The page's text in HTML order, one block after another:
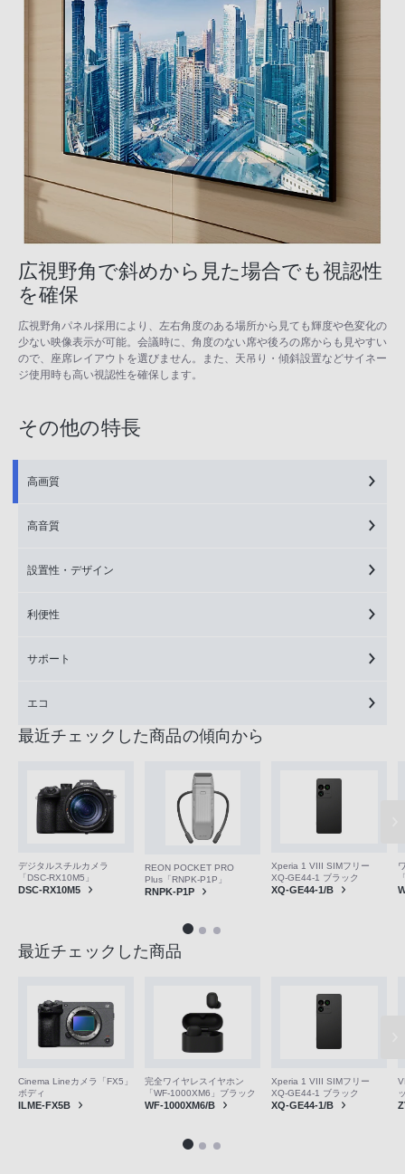
広視野角で斜めから見た場合でも視認性
を確保
広視野角パネル採用により、左右角度のある場所から見ても輝度や色変化の
少ない映像表示が可能。会議時に、角度のない席や後ろの席からも見やすい
ので、座席レイアウトを選びません。また、天吊り・傾斜設置などサイネー
ジ使用時も高い視認性を確保します。
その他の特長
高画質
高音質
設置性・デザイン
利便性
サポート
エコ
最近チェックした商品の傾向から
デジタルスチルカメラ
「DSC-RX10M5」
DSC-RX10M5
REON POCKET PRO
Plus「RNPK-P1P」
RNPK-P1P
Xperia 1 VIII SIMフリー
XQ-GE44-1 ブラック
XQ-GE44-1/B
最近チェックした商品
Cinema Lineカメラ「FX5」
ボディ
ILME-FX5B
完全ワイヤレスイヤホン
「WF-1000XM6」ブラック
WF-1000XM6/B
Xperia 1 VIII SIMフリー
XQ-GE44-1 ブラック
XQ-GE44-1/B